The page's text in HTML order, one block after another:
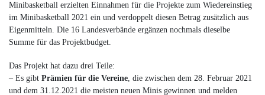
Minibasketball erzielten Einnahmen für die Projekte zum Wiedereinstieg
im Minibasketball 2021 ein und verdoppelt diesen Betrag zusätzlich aus
Eigenmitteln. Die 16 Landesverbände ergänzen nochmals dieselbe
Summe für das Projektbudget.
Das Projekt hat dazu drei Teile:
– Es gibt Prämien für die Vereine , die zwischen dem 28. Februar 2021
und dem 31.12.2021 die meisten neuen Minis gewinnen und melden